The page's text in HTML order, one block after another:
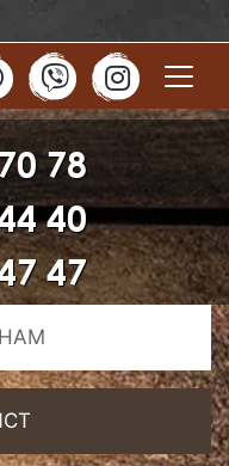
78
40
47